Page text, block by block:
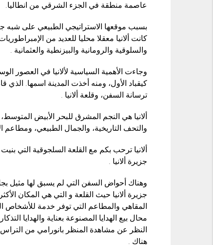
عاصمة منطقة في الجزء الشرقي من انطاليا.
بسبب موقعها الاستراتيجي الطبيعي على
كانت ألانيا معقلا محليا للعديد من
والسلوقية والرومانية والبيزنطية والعثمانية .
وجاءت الأهمية السياسية لألانيا في العصور
كيقباد الأول، ومنه أخذت المدينة اسمها. الذي
ترسانة السفن، وقلعة ألانيا .
ألانيا هي النجم المشرق للبحر الأبيض
والتحف التاريخية، والجمال الطبيعي، ومطاعم
جزيرة ألانيا .
وهناك أحواض السفن التي لم يسبق لها مثيل
جزيرة ألانيا حيث القلعة و التي هي المكان
المقاهي والمطاعم التي توفر خدمة للأشخاص
محال بيع الهدايا المصنوعة بعناية والهدايا
النظر عن مشاهدة المنظر بانورامي من التراس
هناك .